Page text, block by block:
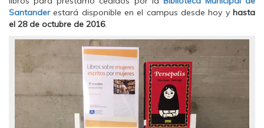
Santander estará disponible en el campus desde hoy yhasta
el 28 de octubre de 2016.